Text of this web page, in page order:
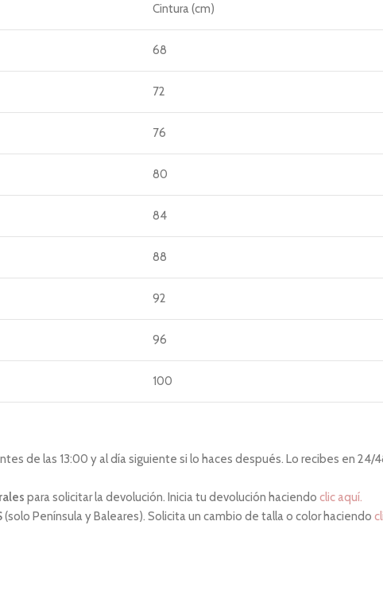
Cintura (cm)
68
72
76
80
84
88
92
96
100
de las 13:00 y al día siguiente si lo haces después. Lo recibes en 24/
para solicitar la devolución. Inicia tu devolución haciendo clic aquí.
(solo Península y Baleares). Solicita un cambio de talla o color haciendo